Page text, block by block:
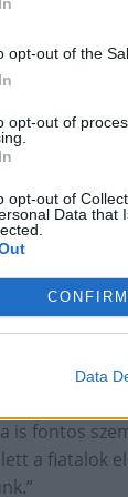
opt-out of the
opt-out of
opt-out of
Data that
CONFIRM
Data
olyan
képzőhely
ér,
Barócsi
számolt
kezdte
is fontos
a fiatalok